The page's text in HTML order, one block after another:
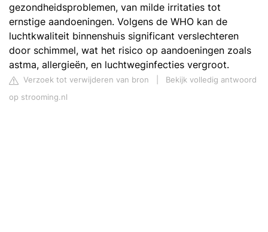
gezondheidsproblemen, van milde irritaties tot
ernstige aandoeningen. Volgens de WHO kan de
luchtkwaliteit binnenshuis significant verslechteren
door schimmel, wat het risico op aandoeningen zoals
astma, allergieën, en luchtweginfecties vergroot.
Verzoek tot verwijderen van bron
Bekijk volledig antwoord
op strooming.nl